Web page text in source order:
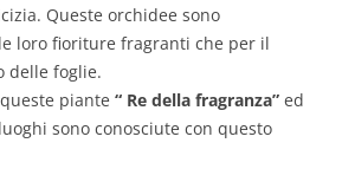
Queste orchidee sono
loro fioriture fragranti che per il
delle foglie.
piante “ Re della fragranza” ed
sono conosciute con questo